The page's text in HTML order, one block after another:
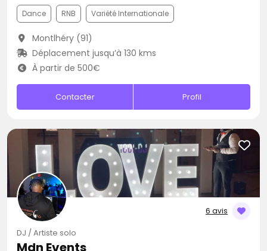
Dance RNB Variété Internationale
Montlhéry (91)
Déplacement jusqu’à 130 kms
À partir de 500€
Contacter Profil
6 avis
DJ / Artiste solo
Mdn Events